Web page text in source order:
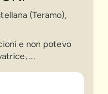
(Teramo),
e non potevo
...